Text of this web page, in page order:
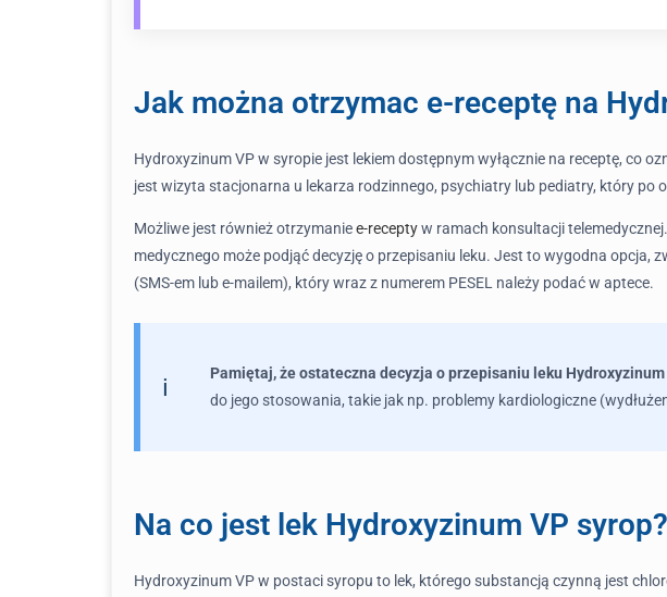
Jak można otrzymac e-receptę na
Hydroxyzinum VP w syropie jest lekiem dostępnym wyłącznie na receptę, co
jest wizyta stacjonarna u lekarza rodzinnego, psychiatry lub pediatry, który
Możliwe jest również otrzymaniee-receptyw ramach konsultacji
medycznego może podjąć decyzję o przepisaniu leku. Jest to wygodna
(SMS-em lub e-mailem), który wraz z numerem PESEL należy podać w aptece.
Pamiętaj, że ostateczna decyzja o przepisaniu leku
do jego stosowania, takie jak np. problemy kardiologiczne
Na co jest lek Hydroxyzinum VP syrop?
Hydroxyzinum VP w postaci syropu to lek, którego substancją czynną jest